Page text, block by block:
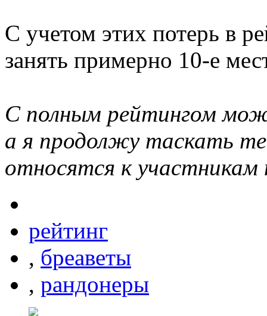
С учетом этих потерь в
занять примерно 10-е
С полным рейтингом
а я продолжу таскать
относятся к участникам
рейтинг
, бреаветы
, рандонеры